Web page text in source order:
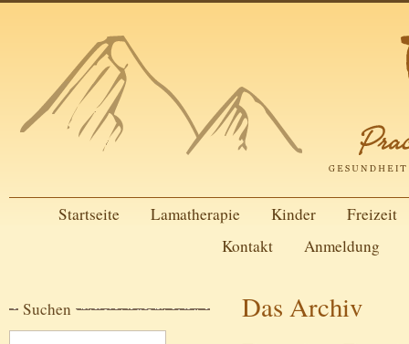
Startseite Lamatherapie Kinder
Freizeit
Kontakt
Anmeldung
Suchen Das Archiv